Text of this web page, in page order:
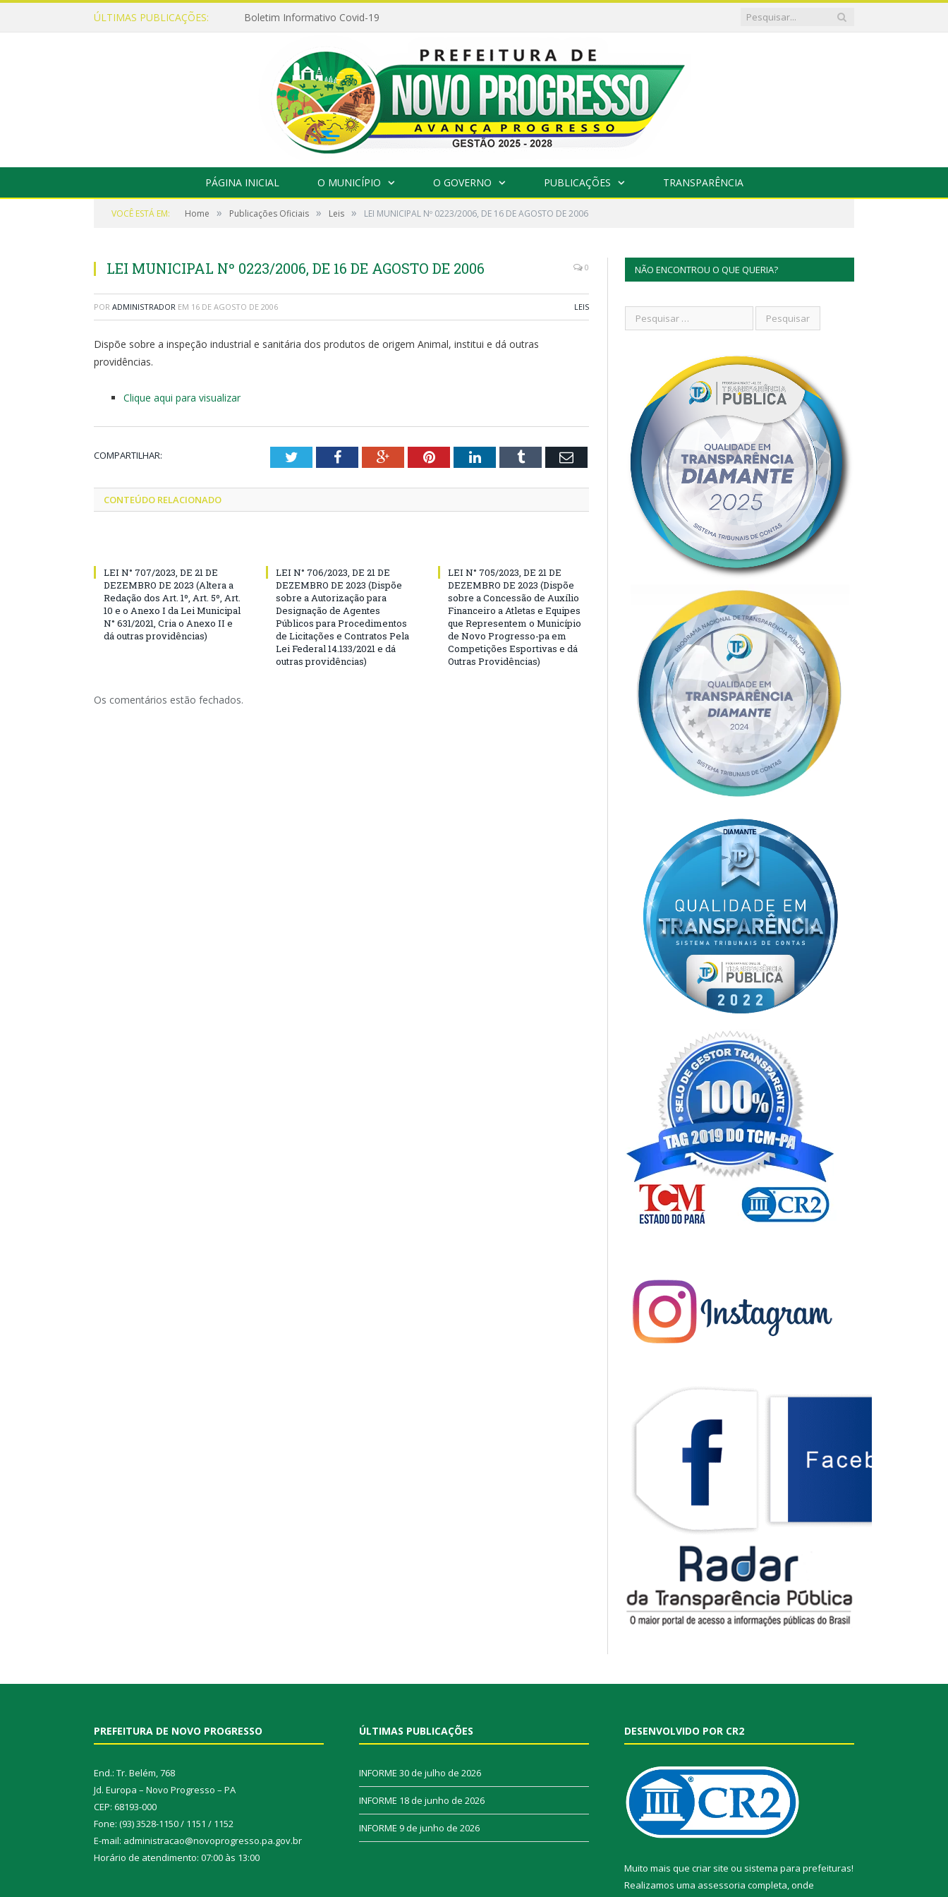
ÚLTIMAS PUBLICAÇÕES: Boletim Informativo Covid-19
PÁGINA INICIAL O MUNICÍPIO O GOVERNO PUBLICAÇÕES TRANSPARÊNCIA
VOCÊ ESTÁ EM: Home » Publicações Oficiais » Leis » LEI MUNICIPAL Nº 0223/2006, DE 16 DE AGOSTO DE 2006
LEI MUNICIPAL Nº 0223/2006, DE 16 DE AGOSTO DE 2006 0
POR ADMINISTRADOR EM 16 DE AGOSTO DE 2006 LEIS
Dispõe sobre a inspeção industrial e sanitária dos produtos de origem Animal, institui e dá outras
providências.
Clique aqui para visualizar
COMPARTILHAR: TwitterFacebookGoogle+PinterestLinkedInTumblr Email
CONTEÚDO RELACIONADO
LEI N° 707/2023, DE 21 DE
DEZEMBRO DE 2023 (Altera a
Redação dos Art. 1º, Art. 5º, Art.
10 e o Anexo I da Lei Municipal
N° 631/2021, Cria o Anexo II e
dá outras providências)
LEI N° 706/2023, DE 21 DE
DEZEMBRO DE 2023 (Dispõe
sobre a Autorização para
Designação de Agentes
Públicos para Procedimentos
de Licitações e Contratos Pela
Lei Federal 14.133/2021 e dá
outras providências)
LEI N° 705/2023, DE 21 DE
DEZEMBRO DE 2023 (Dispõe
sobre a Concessão de Auxílio
Financeiro a Atletas e Equipes
que Representem o Município
de Novo Progresso-pa em
Competições Esportivas e dá
Outras Providências)
Os comentários estão fechados.
NÃO ENCONTROU O QUE QUERIA?
PREFEITURA DE NOVO PROGRESSO
End.: Tr. Belém, 768
Jd. Europa – Novo Progresso – PA
CEP: 68193-000
Fone: (93) 3528-1150 / 1151 / 1152
E-mail: administracao@novoprogresso.pa.gov.br
Horário de atendimento: 07:00 às 13:00
ÚLTIMAS PUBLICAÇÕES
INFORME 30 de julho de 2026
INFORME 18 de junho de 2026
INFORME 9 de junho de 2026
DESENVOLVIDO POR CR2
Muito mais que criar site ou sistema para prefeituras!
Realizamos uma assessoria completa, onde